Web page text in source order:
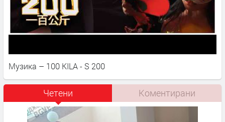
Музика – 100 KILA - S 200
Четени Коментирани